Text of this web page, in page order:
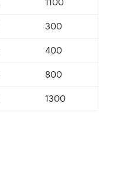
1100
300
400
800
1300